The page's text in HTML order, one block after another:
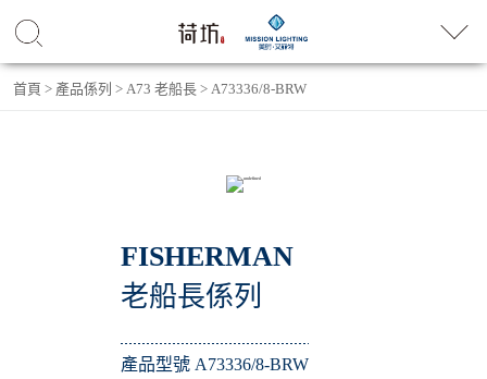
首頁 > 產品係列 > A73 老船長> A73336/8-BRW
FISHERMAN
老船長係列
產品型號 A73336/8-BRW